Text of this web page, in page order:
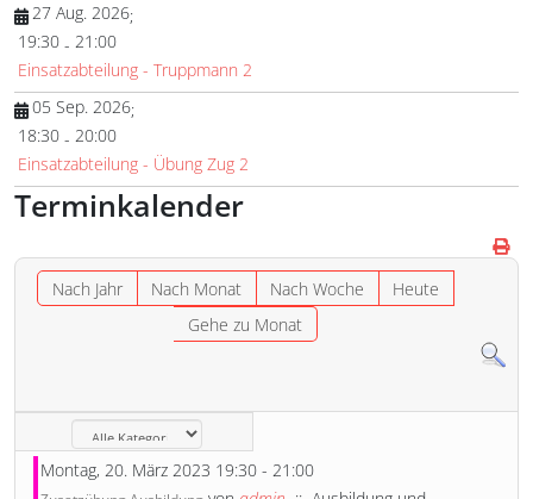
27 Aug. 2026;
19:30 - 21:00
Einsatzabteilung - Truppmann 2
05 Sep. 2026;
18:30 - 20:00
Einsatzabteilung - Übung Zug 2
Terminkalender
Nach Jahr Nach Monat Nach Woche
Heute
Gehe zu Monat
Eine Kategorie auswählen um die Liste zu filtern
Montag, 20. März 2023 19:30 - 21:00